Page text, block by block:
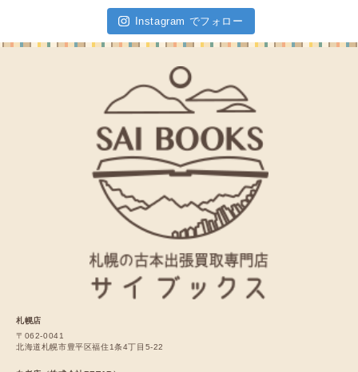
Instagram でフォロー
札幌店
〒062-0041
北海道札幌市豊平区福住1条4丁目5-22